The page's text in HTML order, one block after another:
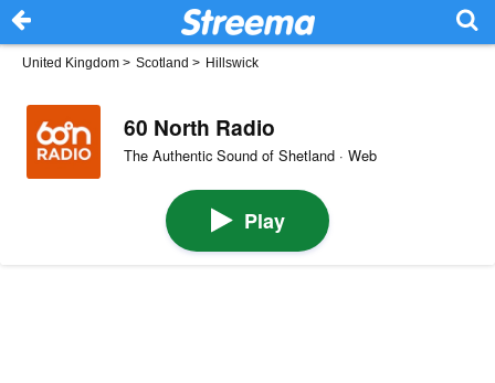
United Kingdom > Scotland > Hillswick
60 North Radio
The Authentic Sound of Shetland · Web
Play